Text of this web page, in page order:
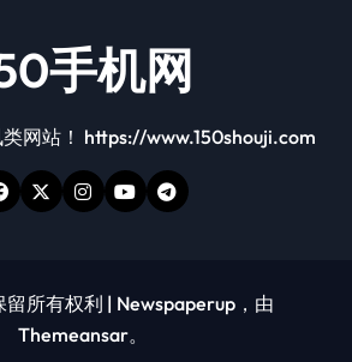
手机网
网站！ https://www.150shouji.com
所有权利 | Newspaperup ，由
Themeansar。